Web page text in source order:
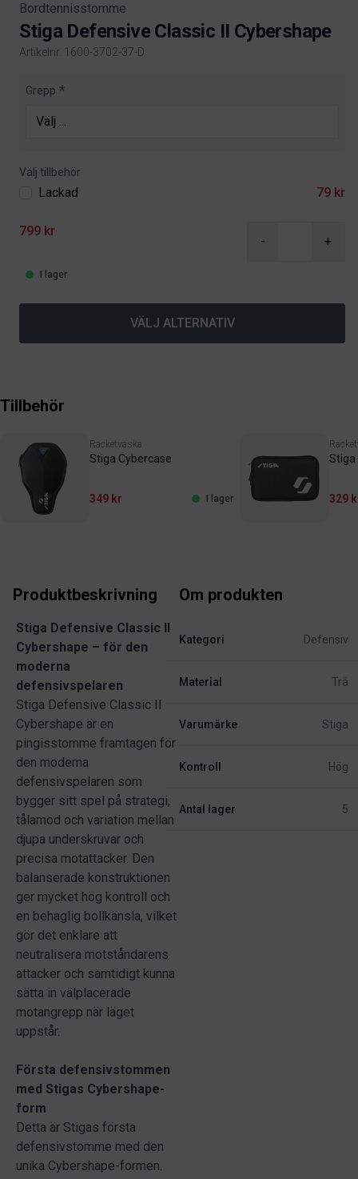
Bordtennisstomme
Stiga Defensive Classic II Cybershape
Artikelnr. 1600-3702-37-D
Product information
Grepp
Välj tillbehör
Lackad 79 kr
799 kr
- +
I lager
VÄLJ ALTERNATIV
Tillbehör
Racketväska
Stiga Cybercase
349 kr I lager
Stiga
329
Produktbeskrivning
Stiga Defensive Classic II
Cybershape – för den
moderna
defensivspelaren
Stiga Defensive Classic II
Cybershape är en
pingisstomme framtagen för
den moderna
defensivspelaren som
bygger sitt spel på strategi,
tålamod och variation mellan
djupa underskruvar och
precisa motattacker. Den
balanserade konstruktionen
ger mycket hög kontroll och
en behaglig bollkänsla, vilket
gör det enklare att
neutralisera motståndarens
attacker och samtidigt kunna
sätta in välplacerade
motangrepp när läget
uppstår.
Första defensivstommen
med Stigas Cybershape-
form
Detta är Stigas första
defensivstomme med den
unika Cybershape-formen.
Om produkten
Kategori Defensiv
Material Trä
Varumärke Stiga
Kontroll Hög
Antal lager 5